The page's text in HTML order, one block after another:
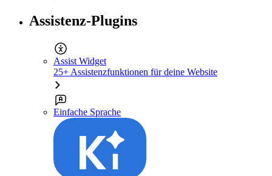
Assistenz-Plugins
Assist Widget
25+ Assistenzfunktionen für deine Website
Einfache Sprache